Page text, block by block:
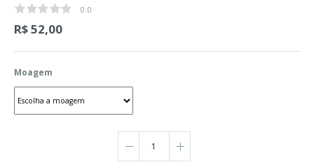
0.0
0.0
R$ 52,00
Moagem